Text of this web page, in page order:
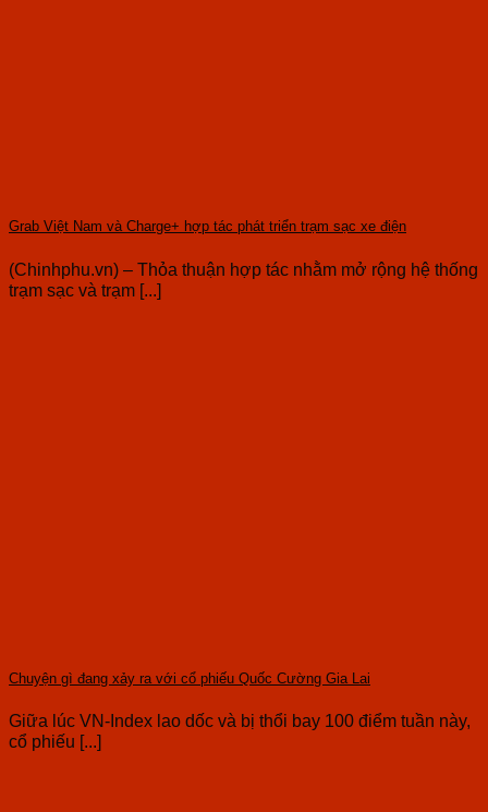
Grab Việt Nam và Charge+ hợp tác phát triển trạm sạc xe điện
(Chinhphu.vn) – Thỏa thuận hợp tác nhằm mở rộng hệ thống
trạm sạc và trạm [...]
Chuyện gì đang xảy ra với cổ phiếu Quốc Cường Gia Lai
Giữa lúc VN-Index lao dốc và bị thổi bay 100 điểm tuần này,
cổ phiếu [...]